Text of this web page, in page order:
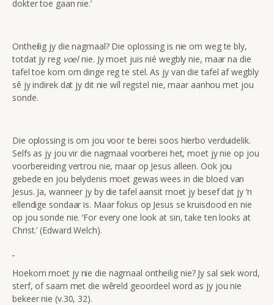
dokter toe gaan nie.’
Ontheilig jy die nagmaal? Die oplossing is nie om weg te bly,
totdat jy reg voelnie. Jy moet juis nié wegbly nie, maar na die
tafel toe kom om dinge reg te stel. As jy van die tafel af wegbly
sê jy indirek dat jy dit nie wíl regstel nie, maar aanhou met jou
sonde.
Die oplossing is om jou voor te berei soos hierbo verduidelik.
Selfs as jy jou vir die nagmaal voorberei het, moet jy nie op jou
voorbereiding vertrou nie, maar op Jesus alleen. Ook jou
gebede en jou belydenis moet gewas wees in die bloed van
Jesus. Ja, wanneer jy by die tafel aansit moet jy besef dat jy ‘n
ellendige sondaar is. Maar fokus op Jesus se kruisdood en nie
op jou sonde nie. ‘For every one look at sin, take ten looks at
Christ.’ (Edward Welch).
Hoekom moet jy nie die nagmaal ontheilig nie? Jy sal siek word,
sterf, of saam met die wêreld geoordeel word as jy jou nie
bekeer nie (v.30, 32).